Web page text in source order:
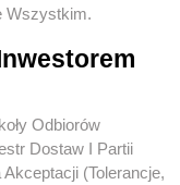
Wszystkim.
Odbiorów
Dostaw I Partii
Akceptacji (tolerancje,